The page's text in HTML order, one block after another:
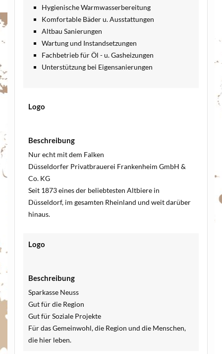
Hygienische Warmwasserbereitung
Komfortable Bäder u. Ausstattungen
Altbau Sanierungen
Wartung und Instandsetzungen
Fachbetrieb für Öl - u. Gasheizungen
Unterstützung bei Eigensanierungen
Logo
Beschreibung
Nur echt mit dem Falken
Düsseldorfer Privatbrauerei Frankenheim GmbH &
Co. KG
Seit 1873 eines der beliebtesten Altbiere in
Düsseldorf, im gesamten Rheinland und weit darüber
hinaus.
Logo
Beschreibung
Sparkasse Neuss
Gut für die Region
Gut für Soziale Projekte
Für das Gemeinwohl, die Region und die Menschen,
die hier leben.